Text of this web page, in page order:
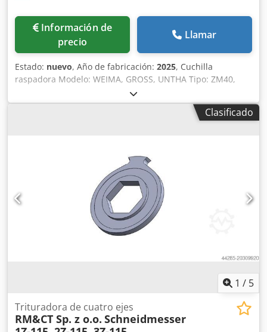
Información de
precio
Llamar
Estado: nuevo, Año de fabricación: 2025, Cuchilla
raspadora Modelo: WEIMA, GROSS, UNTHA Tipo: ZM40,
ZMK50, GZ40, RS40, RS50 Año de fabricación: 2025 Nueva /
lista para su uso inmediato 1. Cuchilla 8Z-86 2. Cuchilla 4Z-
86 Codpfxjxn Iyfe Acteha Somos fabricantes de cuchillas de
Clasificado
1 / 5
Trituradora de cuatro ejes
RM&CT Sp. z o.o. Schneidmesser